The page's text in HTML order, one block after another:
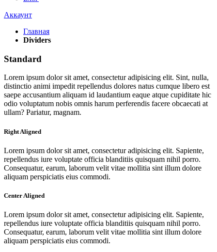
Аккаунт
Главная
Dividers
Standard
Lorem ipsum dolor sit amet, consectetur adipisicing elit. Sint, nulla,
distinctio animi impedit repellendus dolores natus cumque libero est
saepe accusantium aliquam id laudantium eaque atque cupiditate hic
odio voluptatum nobis omnis harum perferendis facere obcaecati at
ullam? Pariatur, magnam.
Right Aligned
Lorem ipsum dolor sit amet, consectetur adipisicing elit. Sapiente,
repellendus iure voluptate officia blanditiis quisquam nihil porro.
Consequatur, earum, laborum velit vitae mollitia sint illum dolore
aliquam perspiciatis eius commodi.
Center Aligned
Lorem ipsum dolor sit amet, consectetur adipisicing elit. Sapiente,
repellendus iure voluptate officia blanditiis quisquam nihil porro.
Consequatur, earum, laborum velit vitae mollitia sint illum dolore
aliquam perspiciatis eius commodi.